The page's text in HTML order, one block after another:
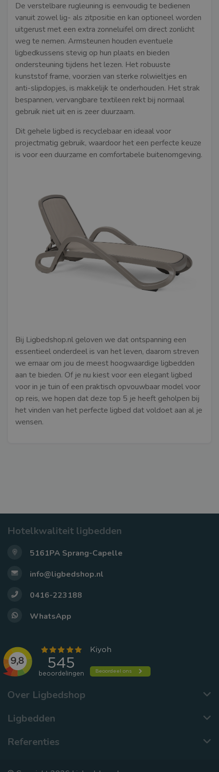
De verstelbare rugleuning is eenvoudig te bedienen
vanuit zowel lig- als zitpositie en kan optioneel worden
uitgerust met een extra zonneluifel om direct zonlicht
weg te nemen. Armsteunen houden eventuele
ligbedkussens stevig op hun plaats en bieden
ondersteuning tijdens het lezen. Het robuuste
kunststof frame, voorzien van sterke rolwieltjes en
anti-slipdopjes, is makkelijk te onderhouden. Het strak
bespannen, vervangbare textileen rekt bij normaal
gebruik niet uit en is zeer duurzaam.
Dit gehele ligbed is recyclebaar en ideaal voor
projectmatig gebruik, waardoor het een perfecte keuze
is voor een duurzame en comfortabele buitenomgeving.
Bij Ligbedshop.nl geloven we dat ontspanning een
essentieel onderdeel is van het leven, daarom streven
we ernaar om jou de meest hoogwaardige ligbedden
aan te bieden. Of je nu kiest voor een elegant ligbed
voor in je tuin of een praktisch opvouwbaar model voor
op reis, we hopen dat deze top 5 je heeft geholpen bij
het vinden van het perfecte ligbed dat voldoet aan al je
wensen.
Hotelkwaliteit ligbedden
5161PA Sprang-Capelle
info@ligbedshop.nl
0416-223188
WhatsApp
Over Ligbedshop
Ligbedden
Referenties